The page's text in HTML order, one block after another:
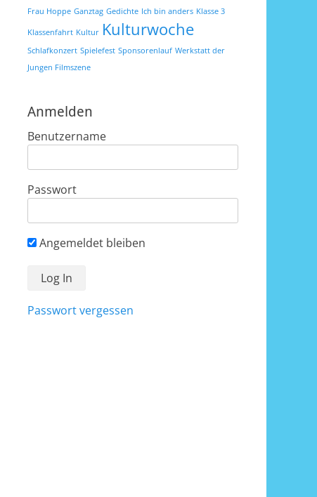
Frau Hoppe Ganztag Gedichte Ich bin anders Klasse 3
Klassenfahrt Kultur Kulturwoche
Schlafkonzert Spielefest Sponsorenlauf Werkstatt der
Jungen Filmszene
Anmelden
Benutzername
Passwort
Angemeldet bleiben
Passwort vergessen